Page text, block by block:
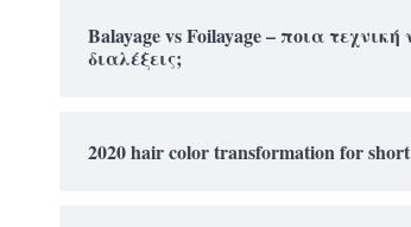
Balayage vs Foilayage – ποια τεχνική
διαλέξεις;
2020 hair color transformation for